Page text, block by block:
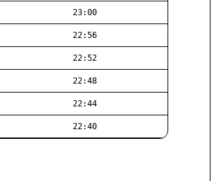
23:00
22:56
22:52
22:48
22:44
22:40